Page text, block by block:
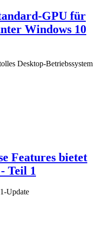
GPU für
Windows 10
Desktop-Betriebssystem
Features bietet
Teil 1
Update